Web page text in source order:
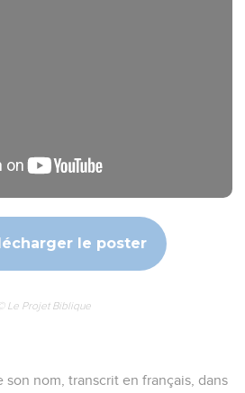
le poster
© Le Projet Biblique
nom, transcrit en français, dans